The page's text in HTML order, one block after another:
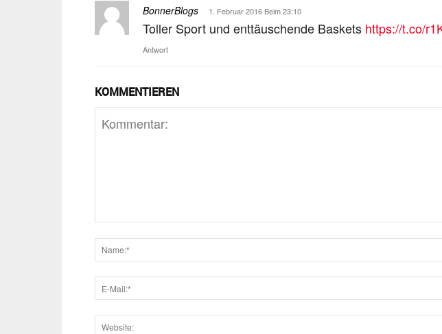
BonnerBlogs 1. Februar 2016 Beim 23:10
Toller Sport und enttäuschende Baskets https://t.co/
Antwort
KOMMENTIEREN